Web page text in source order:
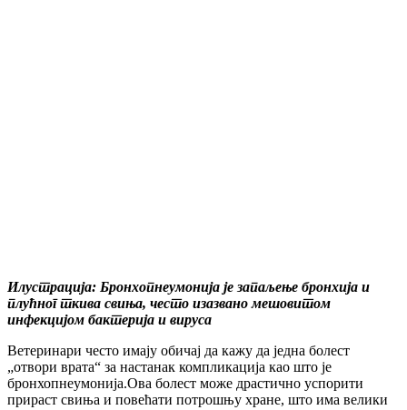
Илустрација: Бронхопнеумонија је запаљење бронхија и
плућног ткива свиња, често изазвано мешовитом
инфекцијом бактерија и вируса
Ветеринари често имају обичај да кажу да једна болест
„отвори врата“ за настанак компликација као што је
бронхопнеумонија.Ова болест може драстично успорити
прираст свиња и повећати потрошњу хране, што има велики